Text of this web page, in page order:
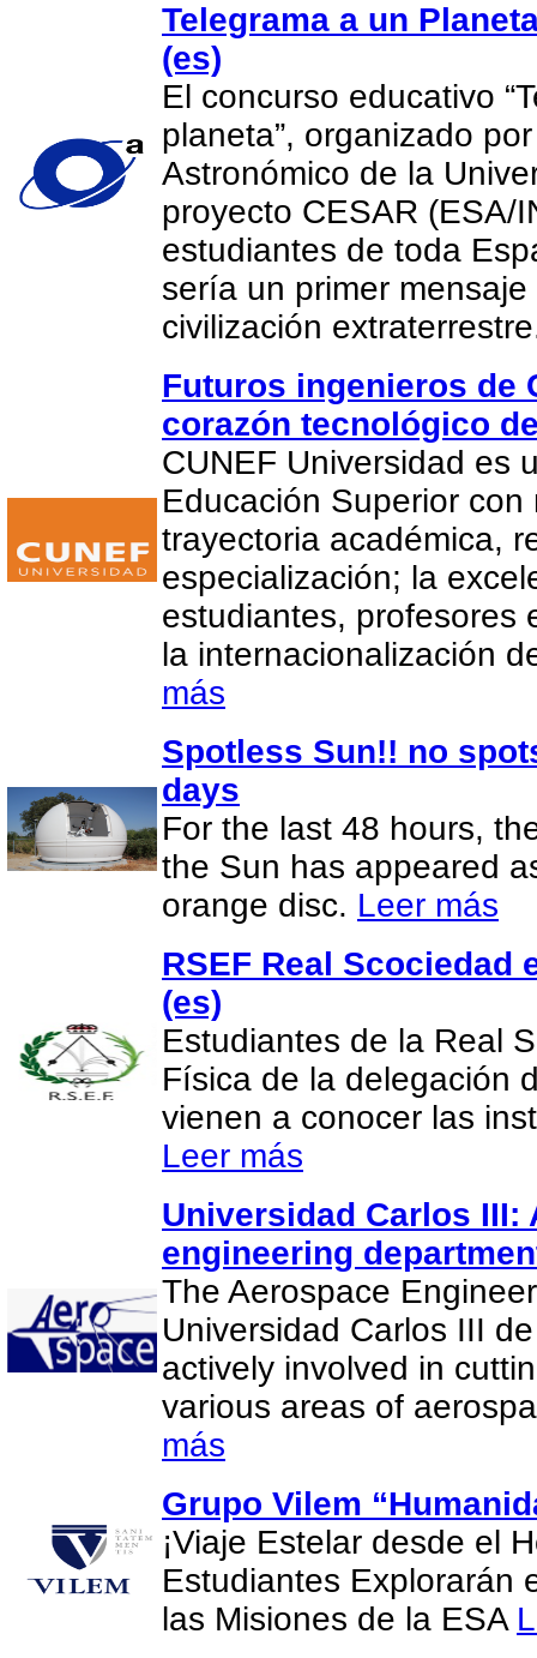
Telegrama a un
(es)
El concurso educativo
planeta”, organizado
Astronómico de la
proyecto CESAR (ESA/
estudiantes de toda
sería un primer
civilización
Futuros ingenieros de
corazón tecnológico
CUNEF Universidad es
Educación Superior
trayectoria académica,
especialización; la
estudiantes, profesores
la internacionalización
más
Spotless Sun!! no
days
For the last 48 hours,
the Sun has appeared
orange disc. Leer más
RSEF Real Scociedad
(es)
Estudiantes de la Real
Física de la delegación
vienen a conocer las
Leer más
Universidad Carlos III:
engineering
The Aerospace
Universidad Carlos III
actively involved in
various areas of
más
Grupo Vilem
¡Viaje Estelar desde el
Estudiantes Explorarán
las Misiones de la ESA